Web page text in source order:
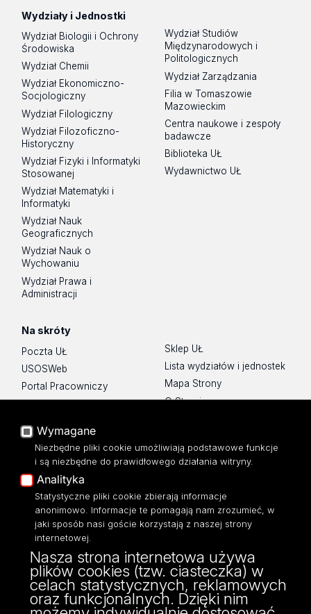
Wydziały i Jednostki
Wydział Biologii i Ochrony
Środowiska
Wydział Chemii
Wydział Ekonomiczno-
Socjologiczny
Wydział Filologiczny
Wydział Filozoficzno-
Historyczny
Wydział Fizyki i Informatyki
Stosowanej
Wydział Matematyki i
Informatyki
Wydział Nauk
Geograficznych
Wydział Nauk o
Wychowaniu
Wydział Prawa i
Administracji
Wydział Studiów
Międzynarodowych i
Politologicznych
Wydział Zarządzania
Filia w Tomaszowie
Mazowieckim
Centra naukowe i zespoły
badawcze
Biblioteka UŁ
Wydawnictwo UŁ
Na skróty
Poczta UŁ
USOSWeb
Portal Pracowniczy
Baza Aktów Własnych
Moodle
Eksperci UŁ
Polityka Prywatności
Dostępność
Sklep UŁ
Lista wydziałów i jednostek
Mapa Strony
O Stronie
ul. Narutowicza 68, 90-136 Łódź
NIP: 724 000 32 43
Adres do doręczeń elektronicznych (ADE):
AE:PL-74796-17640-IHHIV-17
Wymagane
Niezbędne pliki cookie umożliwiają podstawowe funkcje
i są niezbędne do prawidłowego działania witryny.
Analityka
Statystyczne pliki cookie zbierają informacje
anonimowo. Informacje te pomagają nam zrozumieć, w
jaki sposób nasi goście korzystają z naszej strony
internetowej.
Nasza strona internetowa używa
plików cookies (tzw. ciasteczka) w
celach statystycznych, reklamowych
oraz funkcjonalnych. Dzięki nim